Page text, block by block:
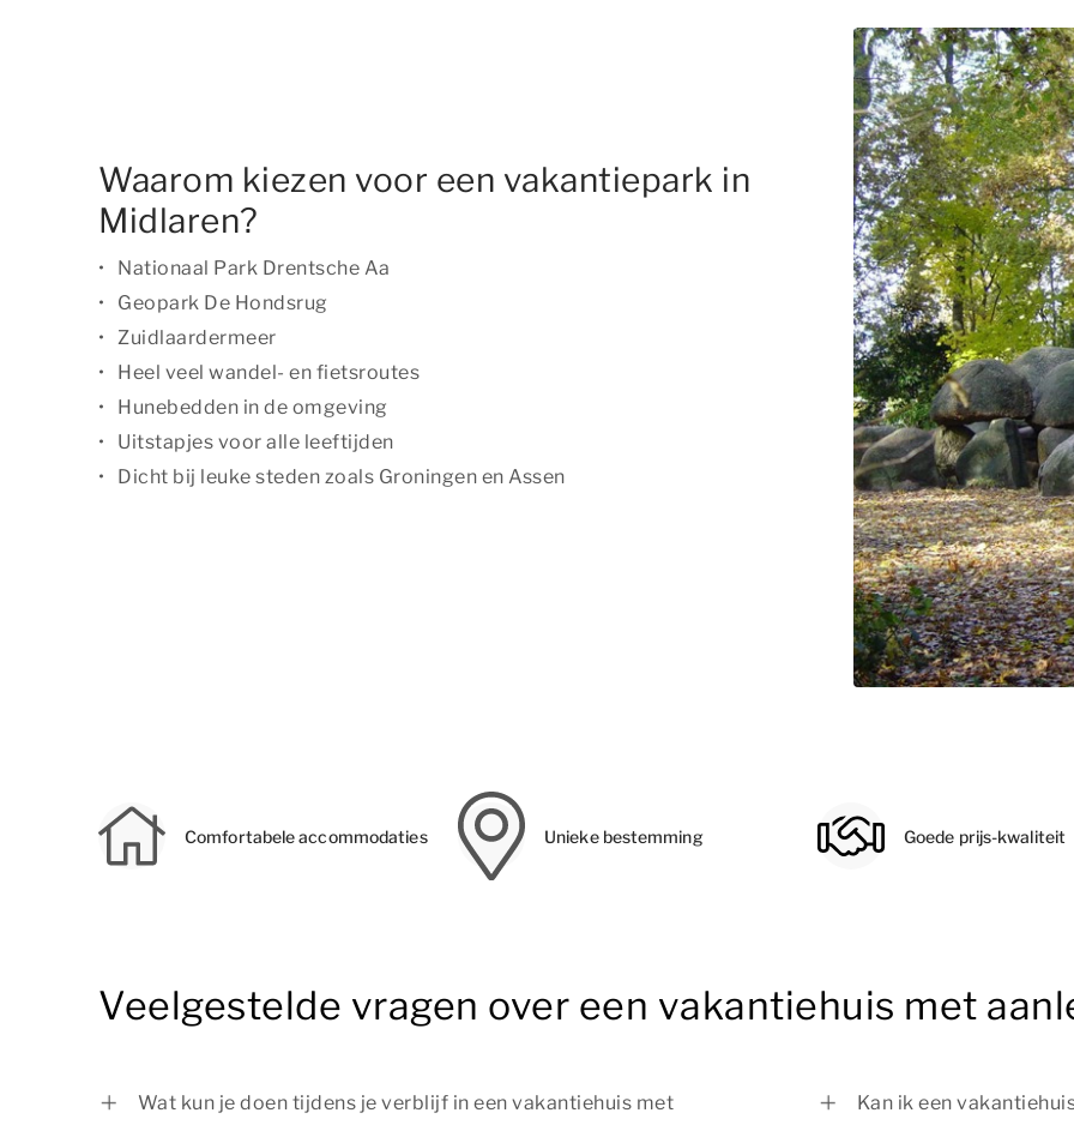
Waarom kiezen voor een vakantiepark in
Midlaren?
Nationaal Park Drentsche Aa
Geopark De Hondsrug
Zuidlaardermeer
Heel veel wandel- en fietsroutes
Hunebedden in de omgeving
Uitstapjes voor alle leeftijden
Dicht bij leuke steden zoals Groningen en Assen
Comfortabele accommodaties Unieke bestemming Goede prijs-kwaliteit
Veelgestelde vragen over een vakantiehuis met
Wat kun je doen tijdens je verblijf in een vakantiehuis met
Kan ik een